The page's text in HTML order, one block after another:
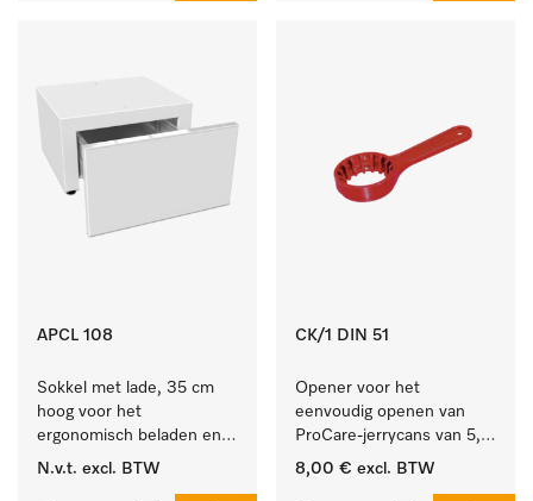
APCL 108
Sokkel met lade, 35 cm
hoog voor het
ergonomisch beladen en
legen van de wasmachine
N.v.t. excl. BTW
CK/1 DIN 51
Opener voor het
eenvoudig openen van
ProCare-jerrycans van 5,
10 en 20 l.
8,00 € excl. BTW